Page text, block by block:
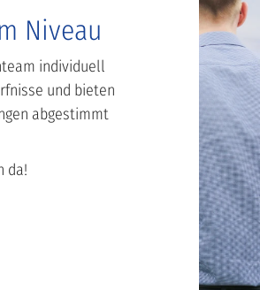
Niveau
individuell
und bieten
abgestimmt
da!